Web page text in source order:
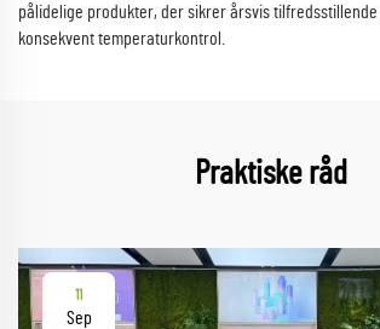
pålidelige produkter, der sikrer årsvis tilfredsstillende
konsekvent temperaturkontrol.
Praktiske råd
11
Sep